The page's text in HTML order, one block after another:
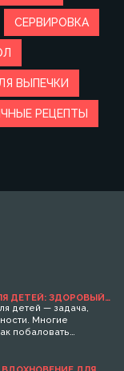
СЕРВИРОВКА
ВЫПЕЧКИ
РЕЦЕПТЫ
ДЕТЕЙ: ЗДОРОВЫЙ
детей — задача,
Многие
побаловать
этом не навредить
сладостей,